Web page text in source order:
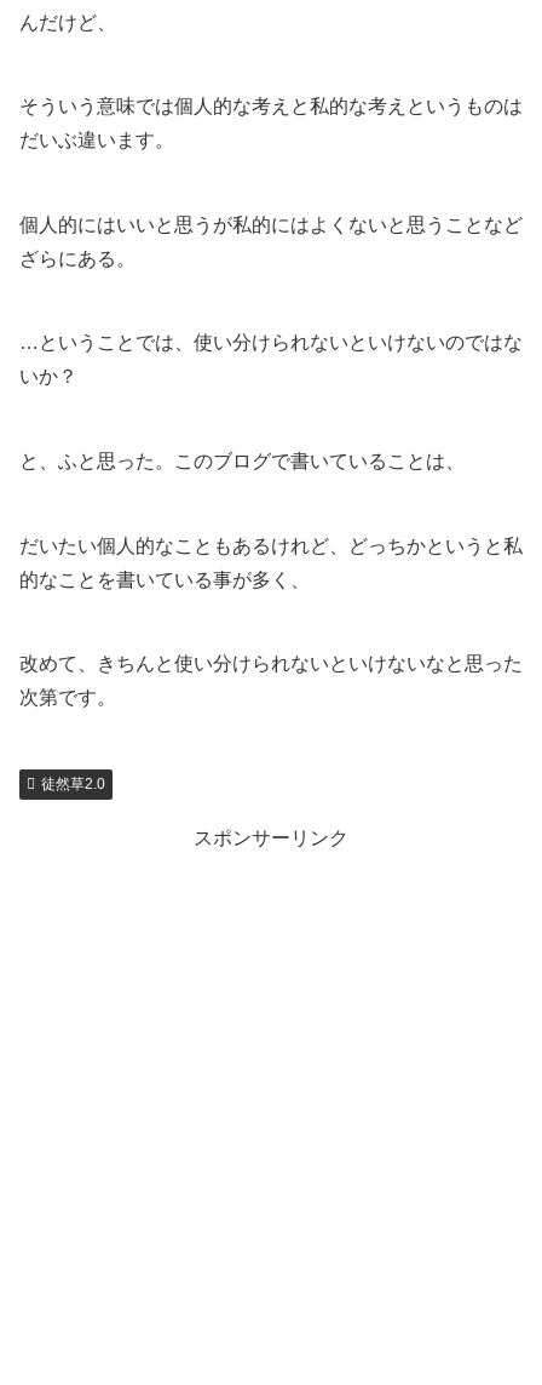
んだけど、
そういう意味では個人的な考えと私的な考えというものは
だいぶ違います。
個人的にはいいと思うが私的にはよくないと思うことなど
ざらにある。
…ということでは、使い分けられないといけないのではな
いか？
と、ふと思った。このブログで書いていることは、
だいたい個人的なこともあるけれど、どっちかというと私
的なことを書いている事が多く、
改めて、きちんと使い分けられないといけないなと思った
次第です。
徒然草2.0
スポンサーリンク